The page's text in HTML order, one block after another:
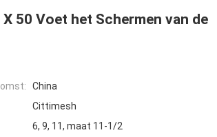
50 Voet het Schermen van de
China
Cittimesh
6, 9, 11, maat 11-1/2